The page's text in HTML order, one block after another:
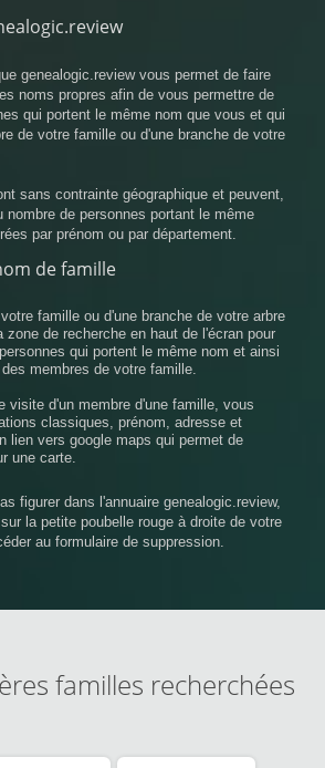
genealogic.review vous permet de faire
noms propres afin de vous permettre de
qui portent le même nom que vous et qui
de votre famille ou d'une branche de votre
sans contrainte géographique et peuvent,
nombre de personnes portant le même
par prénom ou par département.
de famille
famille ou d'une branche de votre arbre
zone de recherche en haut de l'écran pour
qui portent le même nom et ainsi
membres de votre famille.
visite d'un membre d'une famille, vous
classiques, prénom, adresse et
lien vers google maps qui permet de
une carte.
figurer dans l'annuaire genealogic.review,
la petite poubelle rouge à droite de votre
au formulaire de suppression.
familles recherchées